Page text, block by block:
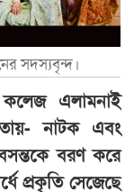
সদস্যবৃন্দ।
এলামনাই
নাটক এবং
বরণ করে
প্রকৃতি সেজেছে